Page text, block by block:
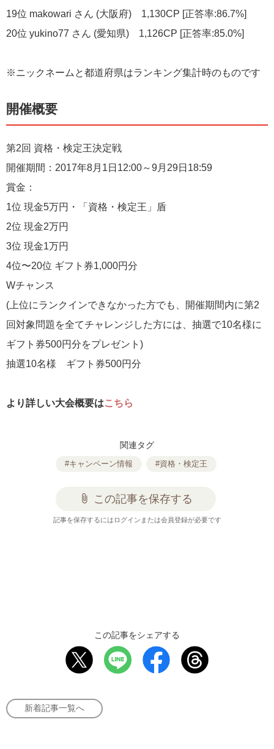
19位 makowari さん (大阪府) 1,130CP [正答率:86.7%]
20位 yukino77 さん (愛知県) 1,126CP [正答率:85.0%]
※ニックネームと都道府県はランキング集計時のものです
開催概要
第2回 資格・検定王決定戦
開催期間：2017年8月1日12:00～9月29日18:59
賞金：
1位 現金5万円・「資格・検定王」盾
2位 現金2万円
3位 現金1万円
4位〜20位 ギフト券1,000円分
Wチャンス
(上位にランクインできなかった方でも、開催期間内に第2
回対象問題を全てチャレンジした方には、抽選で10名様に
ギフト券500円分をプレゼント)
抽選10名様 ギフト券500円分
より詳しい大会概要はこちら
関連タグ
#キャンペーン情報 #資格・検定王
attach_file この記事を保存する
記事を保存するにはログインまたは会員登録が必要です
この記事をシェアする
新着記事一覧へ